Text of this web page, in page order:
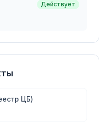
Действует
ЦБ)